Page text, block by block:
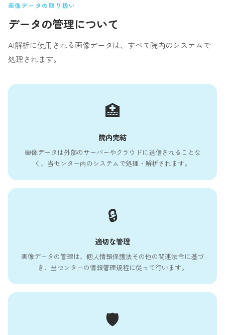
画像データの取り扱い
データの管理について
AI解析に使用される画像データは、すべて院内のシステムで
処理されます。
🏥
院内完結
画像データは外部のサーバーやクラウドに送信されることな
く、当センター内のシステムで処理・解析されます。
🔒
適切な管理
画像データの管理は、個人情報保護法その他の関連法令に基づ
き、当センターの情報管理規程に従って行います。
🛡️